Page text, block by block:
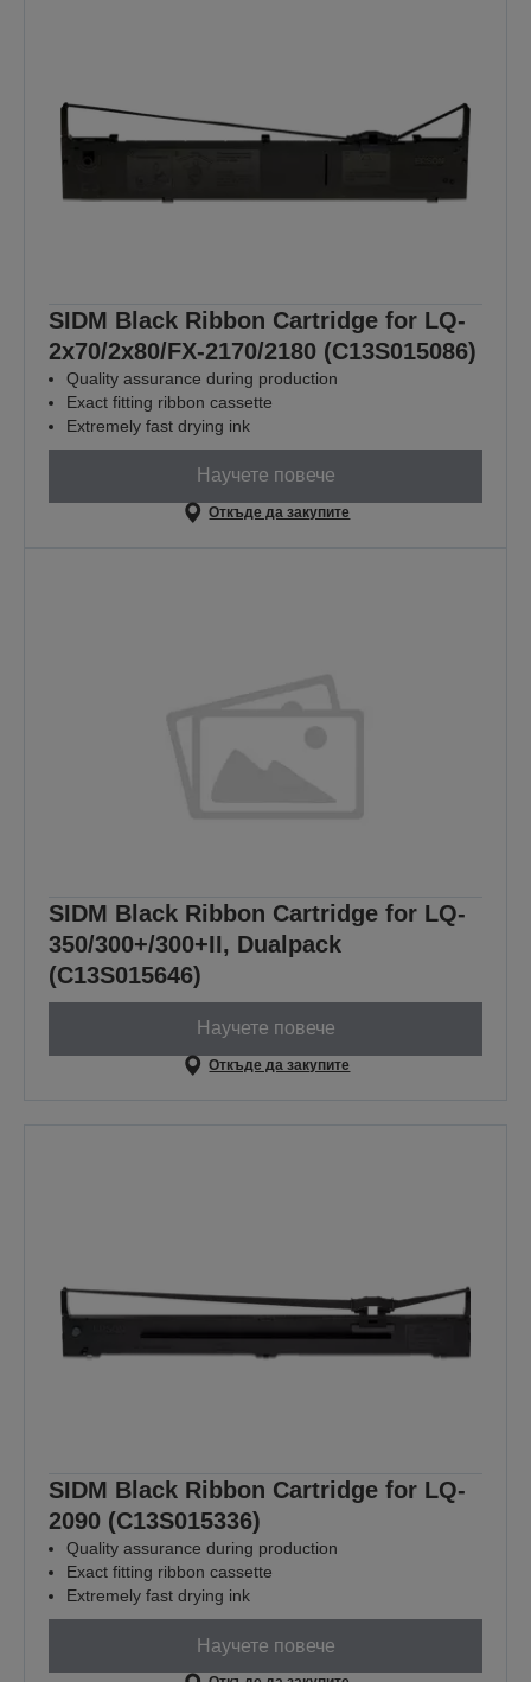
SIDM Black Ribbon Cartridge for LQ-
2x70/2x80/FX-2170/2180 (C13S015086)
Quality assurance during production
Exact fitting ribbon cassette
Extremely fast drying ink
Научете повече
Откъде да закупите
SIDM Black Ribbon Cartridge for LQ-
350/300+/300+II, Dualpack
(C13S015646)
Научете повече
Откъде да закупите
SIDM Black Ribbon Cartridge for LQ-
2090 (C13S015336)
Quality assurance during production
Exact fitting ribbon cassette
Extremely fast drying ink
Научете повече